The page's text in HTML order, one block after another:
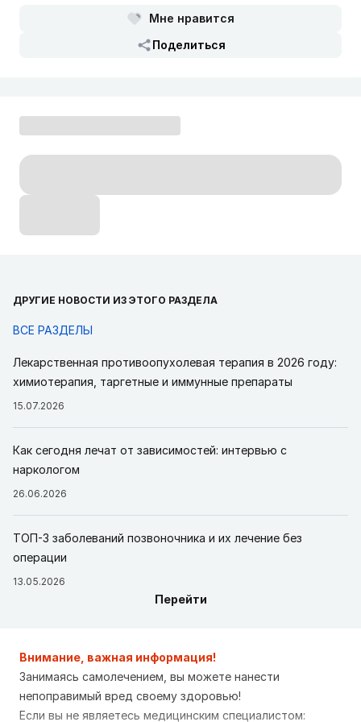
Мне нравится
Поделиться
ДРУГИЕ НОВОСТИ ИЗ ЭТОГО РАЗДЕЛА
ВСЕ РАЗДЕЛЫ
Лекарственная противоопухолевая терапия в 2026 году:
химиотерапия, таргетные и иммунные препараты
15.07.2026
Как сегодня лечат от зависимостей: интервью с
наркологом
26.06.2026
ТОП-3 заболеваний позвоночника и их лечение без
операции
13.05.2026
Перейти
Внимание, важная информация!
Занимаясь самолечением, вы можете нанести
непоправимый вред своему здоровью!
Если вы не являетесь медицинским специалистом: